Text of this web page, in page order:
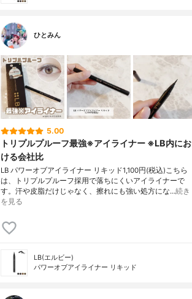
ひとみん
5.00
トリプルプルーフ最強※アイライナー ※LB内にお
ける会社比
LB パワーオブアイライナー リキッド1,100円(税込)こちら
は、トリプルプルーフ採用で落ちにくいアイライナーで
す。汗や皮脂だけじゃなく、擦れにも強い処方にな…続き
を見る
LB(エルビー)
パワーオブアイライナー リキッド